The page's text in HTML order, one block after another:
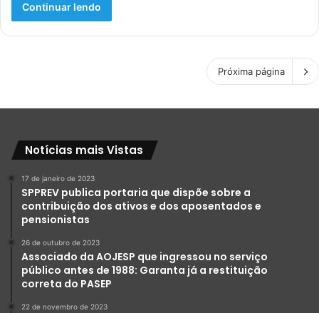
Continuar lendo
Próxima página
Notícias mais Vistas
17 de janeiro de 2023
SPPREV publica portaria que dispõe sobre a
contribuição dos ativos e dos aposentados e
pensionistas
26 de outubro de 2023
Associado da AOJESP que ingressou no serviço
público antes de 1988: Garanta já a restituição
correta do PASEP
22 de novembro de 2023